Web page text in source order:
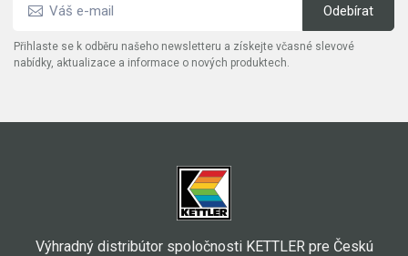
Přihlaste se k odběru našeho newsletteru a získejte včasné slevové
nabídky, aktualizace a informace o nových produktech.
Výhradný distribútor spoločnosti KETTLER pre Českú